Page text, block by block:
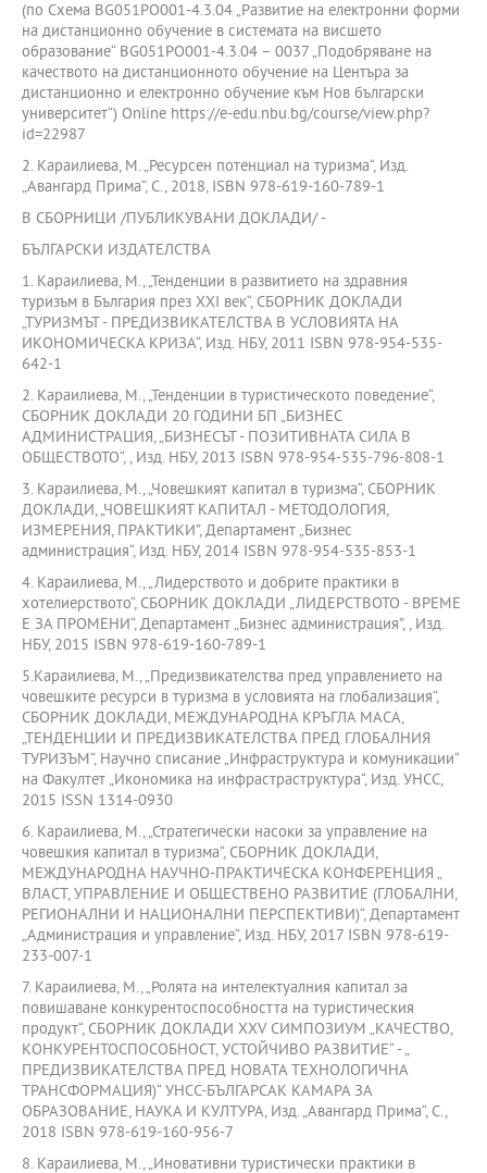
(по Схема BG051PO001-4.3.04 „Развитие на електронни форми
на дистанционно обучение в системата на висшето
образование“ BG051PO001-4.3.04 – 0037 „Подобряване на
качеството на дистанционното обучение на Центъра за
дистанционно и електронно обучение към Нов български
университет“) Online https://e-edu.nbu.bg/course/view.php?
id=22987
2. Караилиева, М. „Ресурсен потенциал на туризма“, Изд.
„Авангард Прима“, С., 2018, ISBN 978-619-160-789-1
В СБОРНИЦИ /ПУБЛИКУВАНИ ДОКЛАДИ/ -
БЪЛГАРСКИ ИЗДАТЕЛСТВА
1. Караилиева, М., „Тенденции в развитието на здравния
туризъм в България през ХХI век“, СБОРНИК ДОКЛАДИ
„ТУРИЗМЪТ - ПРЕДИЗВИКАТЕЛСТВА В УСЛОВИЯТА НА
ИКОНОМИЧЕСКА КРИЗА“, Изд. НБУ, 2011 ISBN 978-954-535-
642-1
2. Караилиева, М., „Тенденции в туристическото поведение“,
СБОРНИК ДОКЛАДИ 20 ГОДИНИ БП „БИЗНЕС
АДМИНИСТРАЦИЯ, „БИЗНЕСЪТ - ПОЗИТИВНАТА СИЛА В
ОБЩЕСТВОТО“, , Изд. НБУ, 2013 ISBN 978-954-535-796-808-1
3. Караилиева, М., „Човешкият капитал в туризма“, СБОРНИК
ДОКЛАДИ, „ЧОВЕШКИЯТ КАПИТАЛ - МЕТОДОЛОГИЯ,
ИЗМЕРЕНИЯ, ПРАКТИКИ”, Департамент „Бизнес
администрация“, Изд. НБУ, 2014 ISBN 978-954-535-853-1
4. Караилиева, М., „Лидерството и добрите практики в
хотелиерството“, СБОРНИК ДОКЛАДИ „ЛИДЕРСТВОТО - ВРЕМЕ
Е ЗА ПРОМЕНИ“, Департамент „Бизнес администрация”, , Изд.
НБУ, 2015 ISBN 978-619-160-789-1
5.Караилиева, М., „Предизвикателства пред управлението на
човешките ресурси в туризма в условията на глобализация“,
СБОРНИК ДОКЛАДИ, МЕЖДУНАРОДНА КРЪГЛА МАСА,
„ТЕНДЕНЦИИ И ПРЕДИЗВИКАТЕЛСТВА ПРЕД ГЛОБАЛНИЯ
ТУРИЗЪМ“, Научно списание „Инфраструктура и комуникации“
на Факултет „Икономика на инфрастраструктура“, Изд. УНСС,
2015 ISSN 1314-0930
6. Караилиева, М., „Стратегически насоки за управление на
човешкия капитал в туризма“, СБОРНИК ДОКЛАДИ,
МЕЖДУНАРОДНА НАУЧНО-ПРАКТИЧЕСКА КОНФЕРЕНЦИЯ „
ВЛАСТ, УПРАВЛЕНИЕ И ОБЩЕСТВЕНО РАЗВИТИЕ (ГЛОБАЛНИ,
РЕГИОНАЛНИ И НАЦИОНАЛНИ ПЕРСПЕКТИВИ)“, Департамент
„Администрация и управление“, Изд. НБУ, 2017 ISBN 978-619-
233-007-1
7. Караилиева, М., „Ролята на интелектуалния капитал за
повишаване конкурентоспособността на туристическия
продукт“, СБОРНИК ДОКЛАДИ XXV СИМПОЗИУМ „КАЧЕСТВО,
КОНКУРЕНТОСПОСОБНОСТ, УСТОЙЧИВО РАЗВИТИЕ“ - „
ПРЕДИЗВИКАТЕЛСТВА ПРЕД НОВАТА ТЕХНОЛОГИЧНА
ТРАНСФОРМАЦИЯ)“ УНСС-БЪЛГАРСАК КАМАРА ЗА
ОБРАЗОВАНИЕ, НАУКА И КУЛТУРА, Изд. „Авангард Прима“, С.,
2018 ISBN 978-619-160-956-7
8. Караилиева, М., „Иновативни туристически практики в